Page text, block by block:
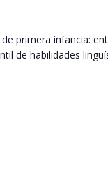
primera infancia:
de habilidades